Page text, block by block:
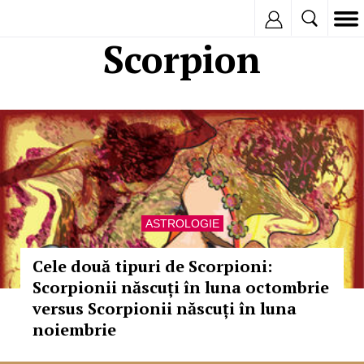
Scorpion
ASTROLOGIE
Cele două tipuri de Scorpioni:
Scorpionii născuți în luna octombrie
versus Scorpionii născuți în luna
noiembrie